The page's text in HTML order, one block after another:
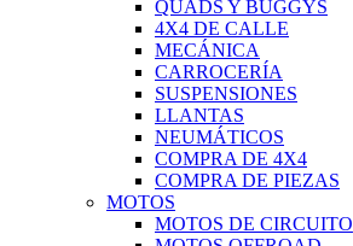
QUADS Y BUGGYS
4X4 DE CALLE
MECÁNICA
CARROCERÍA
SUSPENSIONES
LLANTAS
NEUMÁTICOS
COMPRA DE 4X4
COMPRA DE PIEZAS
MOTOS
MOTOS DE CIRCUITO